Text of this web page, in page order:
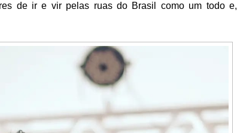
de ir e vir pelas ruas do Brasil como um todo e,